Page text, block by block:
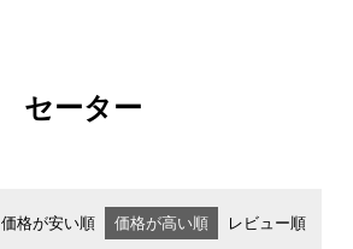
セーター
価格が安い順 価格が高い順 レビュー順